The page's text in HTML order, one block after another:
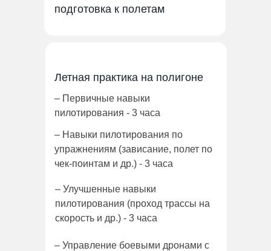
– Управление боевыми дронами с
подготовка к полетам
– Улучшенные навыки
пилотирования (проход трассы на
скорость и др.) - 3 часа
– Навыки пилотирования по
упражнениям (зависание, полет по
чек-поинтам и др.) - 3 часа
– Первичные навыки
пилотирования - 3 часа
Летная практика на полигоне